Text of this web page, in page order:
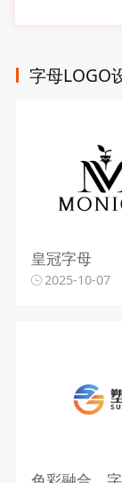
字母LOGO
皇冠字母
2025-10-07